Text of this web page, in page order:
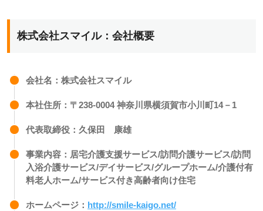
株式会社スマイル：会社概要
会社名：株式会社スマイル
本社住所：〒238-0004 神奈川県横須賀市小川町14－1
代表取締役：久保田 康雄
事業内容：居宅介護支援サービス/訪問介護サービス/訪問
入浴介護サービス/デイサービス/グループホーム/介護付有
料老人ホーム/サービス付き高齢者向け住宅
ホームページ： http://smile-kaigo.net/